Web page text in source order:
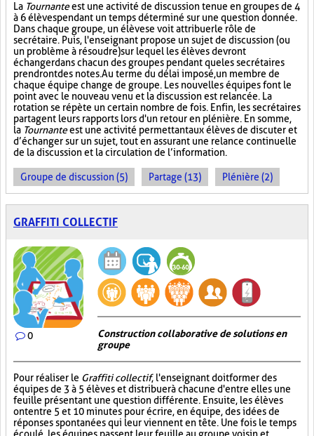
La Tournanteest une activité de discussion tenue en groupes de 4
à 6 élèves pendant un temps déterminé sur une question donnée.
Dans chaque groupe, un élève se voit attribuer le rôle de
secrétaire. Puis, l'enseignant propose un sujet de discussion (ou
un problème à résoudre) sur lequel les élèves devront
échanger dans chacun des groupes pendant que les secrétaires
prendront des notes. Au terme du délai imposé, un membre de
chaque équipe change de groupe. Les nouvelles équipes font le
point avec le nouveau venu et la discussion est relancée. La
rotation se répète un certain nombre de fois. Enfin, les secrétaires
partagent leurs rapports lors d'un retour en plénière. En somme,
la Tournanteest une activité permettant aux élèves de discuter et
d’échanger sur un sujet, tout en assurant une relance continuelle
de la discussion et la circulation de l’information.
Groupe de discussion (5) Partage (13) Plénière (2)
GRAFFITI COLLECTIF
0
Construction collaborative de solutions en
groupe
Pour réaliser le Graffiti collectif, l'enseignant doit former des
équipes de 3 à 5 élèves et distribuer à chacune d'entre elles une
feuille présentant une question différente. Ensuite, les élèves
ont entre 5 et 10 minutes pour écrire, en équipe, des idées de
réponses spontanées qui leur viennent en tête. Une fois le temps